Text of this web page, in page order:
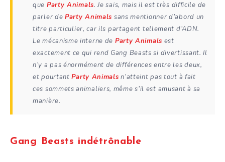
que Party Animals. Je sais, mais il est très difficile de
parler de Party Animals sans mentionner d’abord un
titre particulier, car ils partagent tellement d’ADN.
Le mécanisme interne de Party Animals est
exactement ce qui rend Gang Beasts si divertissant. Il
n’y a pas énormément de différences entre les deux,
et pourtantParty Animals n’atteint pas tout à fait
ces sommets animaliers, même s’il est amusant à sa
manière.
Gang Beasts indétrônable